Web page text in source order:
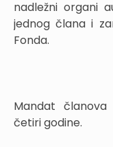
nadležni organi
jednog člana i
Fonda.
Mandat
četiri godine.